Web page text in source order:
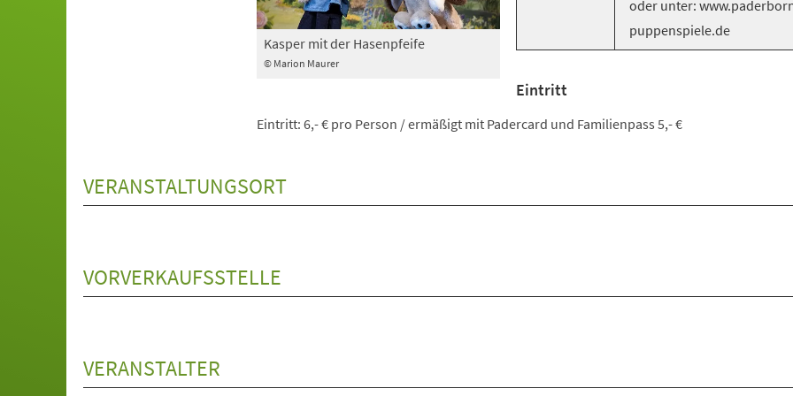
© Marion Maurer
Kasper mit der Hasenpfeife
oder unter:
puppenspiele.de
Eintritt
Eintritt: 6,- € pro Person / ermäßigt mit Padercard und Familienpass 5,- €
VERANSTALTUNGSORT
VORVERKAUFSSTELLE
VERANSTALTER